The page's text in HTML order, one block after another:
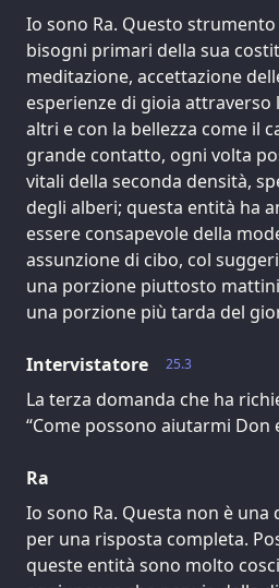
Io sono Ra. Questo
bisogni primari della sua
meditazione, accettazione
esperienze di gioia attraverso
altri e con la bellezza come il
grande contatto, ogni volta
vitali della seconda densità,
degli alberi; questa entità ha
essere consapevole della
assunzione di cibo, col
una porzione piuttosto
una porzione più tarda del
25.3
Intervistatore
La terza domanda che ha
“Come possono aiutarmi Don
Ra
Io sono Ra. Questa non è
per una risposta completa.
queste entità sono molto